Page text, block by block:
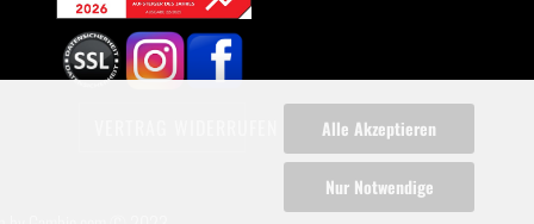
Alle Akzeptieren
Nur Notwendige